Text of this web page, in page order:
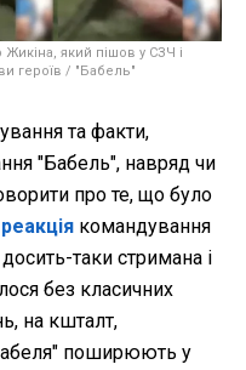
Жикіна, який пішов у СЗЧ і
героїв / "Бабель"
та факти,
"Бабель", навряд чи
про те, що було
реакція командування
таки стримана і
без класичних
на кшталт,
поширюють у